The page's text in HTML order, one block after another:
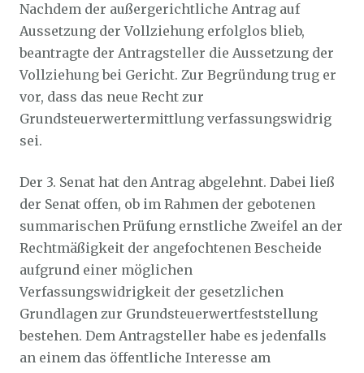
Nachdem der außergerichtliche Antrag auf
Aussetzung der Vollziehung erfolglos blieb,
beantragte der Antragsteller die Aussetzung der
Vollziehung bei Gericht. Zur Begründung trug er
vor, dass das neue Recht zur
Grundsteuerwertermittlung verfassungswidrig
sei.
Der 3. Senat hat den Antrag abgelehnt. Dabei ließ
der Senat offen, ob im Rahmen der gebotenen
summarischen Prüfung ernstliche Zweifel an der
Rechtmäßigkeit der angefochtenen Bescheide
aufgrund einer möglichen
Verfassungswidrigkeit der gesetzlichen
Grundlagen zur Grundsteuerwertfeststellung
bestehen. Dem Antragsteller habe es jedenfalls
an einem das öffentliche Interesse am